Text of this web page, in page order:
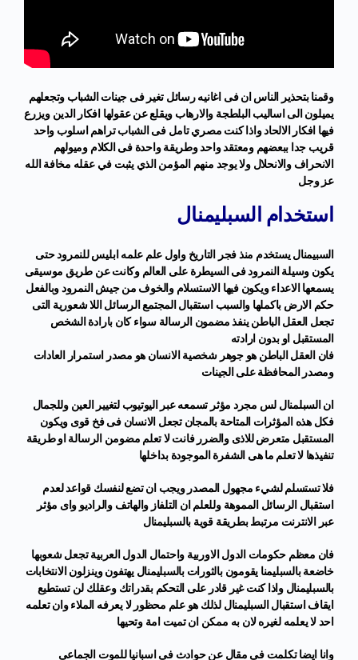
وقمنا بتحذير الناس ان فى اغانيه رسائل تغير فى جينات الشباب وتجعلهم
يميلون الى اساليب البلطجة والارهاب ويقلع عن عقولها افكار الدين ويزرع
فيها افكار الالحاد واذا كنت مصري تامل فى الشباب تراهم اسلوب واحد
قريب جدا ببعضهم ومعتقد واحد وطريقة واحدة فى الكلام وميولهم
الانحراف والانحلال ولا يوجد منهم المؤمن الذي يثبت في عقله مخافة الله
عز وجل
استخدام السبليمنال
السبيمنال يستخدم منذ فجر التاريخ واول علم علمه ابليس للنمرود حتى
يكون وسيلة النمرود فى السيطرة على العالم وكانت عن طريق موسيقى
يسمعها الاعداء ويكون فيها الاستسلام والخوف من جيش النمرود وبالفعل
حكم الارض باكملها والسبب استقبال المجتمع الرسائل اللا شعورية التى
تجعل العقل الباطن ينفذ مضمون الرسالة سواء كان بارادة الشخص
المستقبل او بدون ارادته
فان العقل الباطن هو جوهر شخصية الانسان هو مصدر استمرار العادات
ومصدر المحافظة على الجينات
ان السبلمنال لس مجرد مؤثر تسمعه عبر اليوتيوب لتغيير العين وللجمال
فكل هذه المؤثرات المتاحة بالمجان تجعل الانسان فى فخ قوى ويكون
المستقبل متعرض للاذى والضرر فانت لا تعلم مضومن الرسالة او طريقة
تنفيذها لا تعلم ما هى الشفرة الموجودة بداخلها
فلا تستسلم لشيء مجهول المصدر ويجب ان تضع لنفسك قواعد لعدم
استقبال الرسائل المموهة وللعلم ان التلفاز والهاتف والراديو واى مؤثر
عبر الانترنت مرتبط بطريقة قوية بالسبليمنال
فان معظم حكومات الدول الاوربية واحتمال الدول العربية تجعل شعوبها
خاضعة بالسبليمنا يقومون بالثورات بالسبليمنال يهتفون وينزلون الانتخابات
بالسبليمنال واذا كنت غير قادر على التحكم بقدراتك وعقلك لن تستطيع
ايقاف استقبال السبليمنال لذلك هو علم محظور لا يعرفه الملاء وان تعلمه
احد لا يعلمه لغيره لان به ممكن ان تميت امة وتحيها
وانا ايضا تكلمت فى مقال عن حوادث فى اسبانيا للموت الجماعى